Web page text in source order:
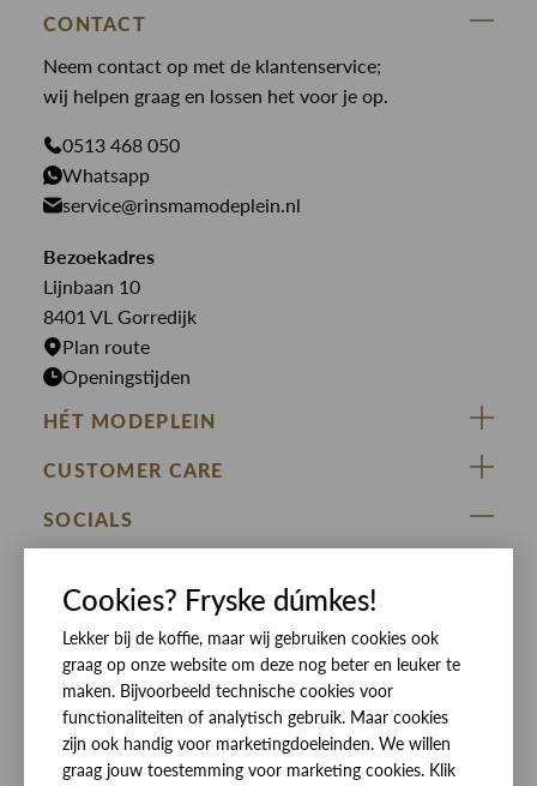
Paul en Shark
Genti
PME Legend
Butcher of Blue
Bekijk alle merken >
Blouses
Broeken
Gilets
Jassen
Jeans
Jumpsuits
Jurken
Rokken
Broeken
Colberts
Giftcards
Jassen
Overhemden
Truien
T-shirts
CONTACT
Neem contact op met de klantenservice;
wij helpen graag en lossen het voor je op.
0513 468 050
Whatsapp
service@rinsmamodeplein.nl
Bezoekadres
Lijnbaan 10
8401 VL Gorredijk
Plan route
Openingstijden
HÉT MODEPLEIN
ZIJ VAN RINSMA
DE HEEREN VAN RINSMA
RINSMA.CONCEPTS
Eten en drinken
Openingstijden
Werken bij RINSMA
CUSTOMER CARE
Veelgestelde vragen
Betaalmethoden
Bezorgen
Contact
Reviews
SOCIALS
Cookies? Fryske dúmkes!
Lekker bij de koffie, maar wij gebruiken cookies ook
graag op onze website om deze nog beter en leuker te
maken. Bijvoorbeeld technische cookies voor
functionaliteiten of analytisch gebruik. Maar cookies
zijn ook handig voor marketingdoeleinden. We willen
graag jouw toestemming voor marketing cookies. Klik